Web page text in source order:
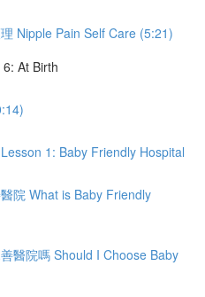
Nipple Pain Self Care (5:21)
At Birth
1: Baby Friendly Hospital
院 What is Baby Friendly
醫院嗎 Should I Choose Baby